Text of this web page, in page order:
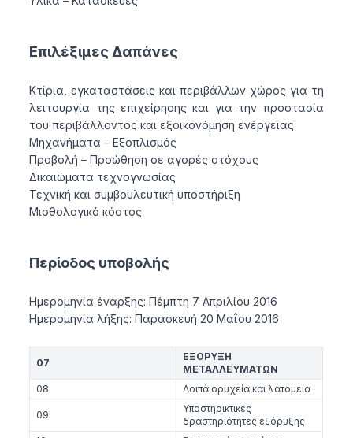
Επιλέξιμες Δαπάνες
Κτίρια, εγκαταστάσεις και περιβάλλων χώρος για τη
λειτουργία της επιχείρησης και για την προστασία
του περιβάλλοντος και εξοικονόμηση ενέργειας
Μηχανήματα – Εξοπλισμός
Προβολή – Προώθηση σε αγορές στόχους
Δικαιώματα τεχνογνωσίας
Τεχνική και συμβουλευτική υποστήριξη
Μισθολογικό κόστος
Περίοδος υποβολής
Ημερομηνία έναρξης: Πέμπτη 7 Απριλίου 2016
Ημερομηνία λήξης: Παρασκευή 20 Μαΐου 2016
07
ΕΞΟΡΥΞΗ
ΜΕΤΑΛΛΕΥΜΑΤΩΝ
08
Λοιπά ορυχεία και λατομεία
09
Υποστηρικτικές
δραστηριότητες εξόρυξης